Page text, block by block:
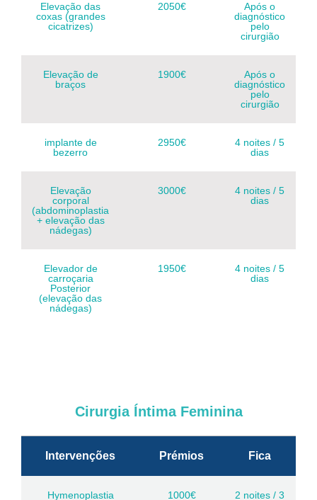
Elevação das
coxas (grandes
cicatrizes)
2050€
Após o
diagnóstico
pelo
cirurgião
Elevação de
braços
1900€
Após o
diagnóstico
pelo
cirurgião
implante de
bezerro
2950€
4 noites / 5
dias
Elevação
corporal
(abdominoplastia
+ elevação das
nádegas)
3000€
4 noites / 5
dias
Elevador de
carroçaria
Posterior
(elevação das
nádegas)
1950€
4 noites / 5
dias
Cirurgia Íntima Feminina
Intervenções Prémios Fica
Hymenoplastia 1000€
2 noites / 3